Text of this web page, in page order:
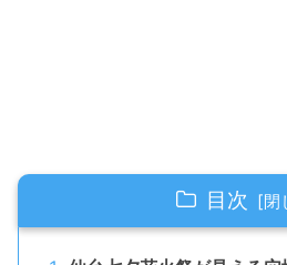
目次